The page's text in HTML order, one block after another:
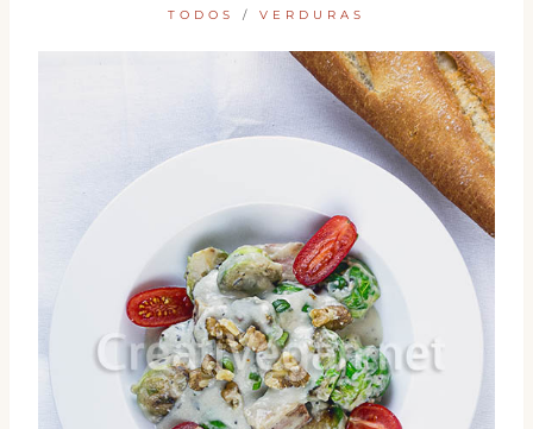
TODOS / VERDURAS